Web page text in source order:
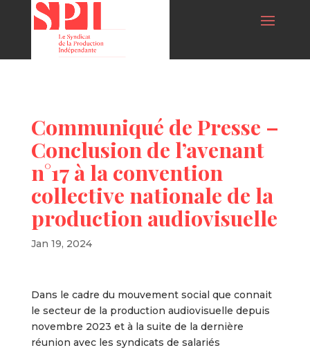
Communiqué de Presse –
Conclusion de l’avenant
n°17 à la convention
collective nationale de la
production audiovisuelle
Jan 19, 2024
Dans le cadre du mouvement social que connait
le secteur de la production audiovisuelle depuis
novembre 2023 et à la suite de la dernière
réunion avec les syndicats de salariés